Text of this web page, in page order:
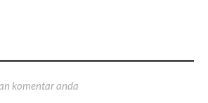
komentar anda